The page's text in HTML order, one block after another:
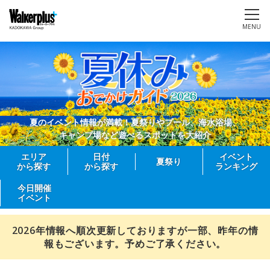
MENU
夏のイベント情報が満載！夏祭りやプール、海水浴場、
キャンプ場など遊べるスポットを大紹介
エリア
から探す
日付
から探す
夏祭り
イベント
ランキング
今日開催
イベント
2026年情報へ順次更新しておりますが一部、昨年の情
報もございます。予めご了承ください。